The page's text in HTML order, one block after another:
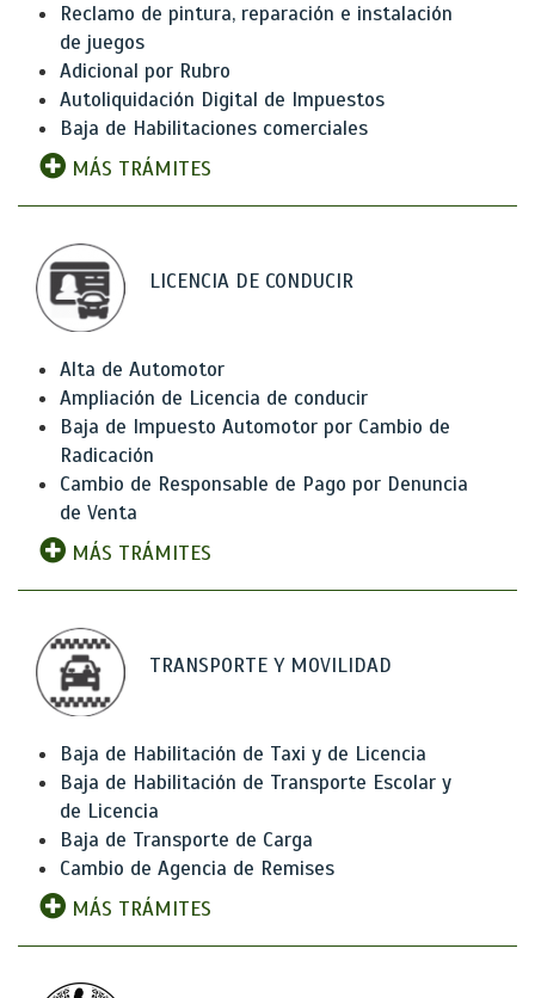
Reclamo de pintura, reparación e instalación
de juegos
Adicional por Rubro
Autoliquidación Digital de Impuestos
Baja de Habilitaciones comerciales
MÁS TRÁMITES
LICENCIA DE CONDUCIR
Alta de Automotor
Ampliación de Licencia de conducir
Baja de Impuesto Automotor por Cambio de
Radicación
Cambio de Responsable de Pago por Denuncia
de Venta
MÁS TRÁMITES
TRANSPORTE Y MOVILIDAD
Baja de Habilitación de Taxi y de Licencia
Baja de Habilitación de Transporte Escolar y
de Licencia
Baja de Transporte de Carga
Cambio de Agencia de Remises
MÁS TRÁMITES